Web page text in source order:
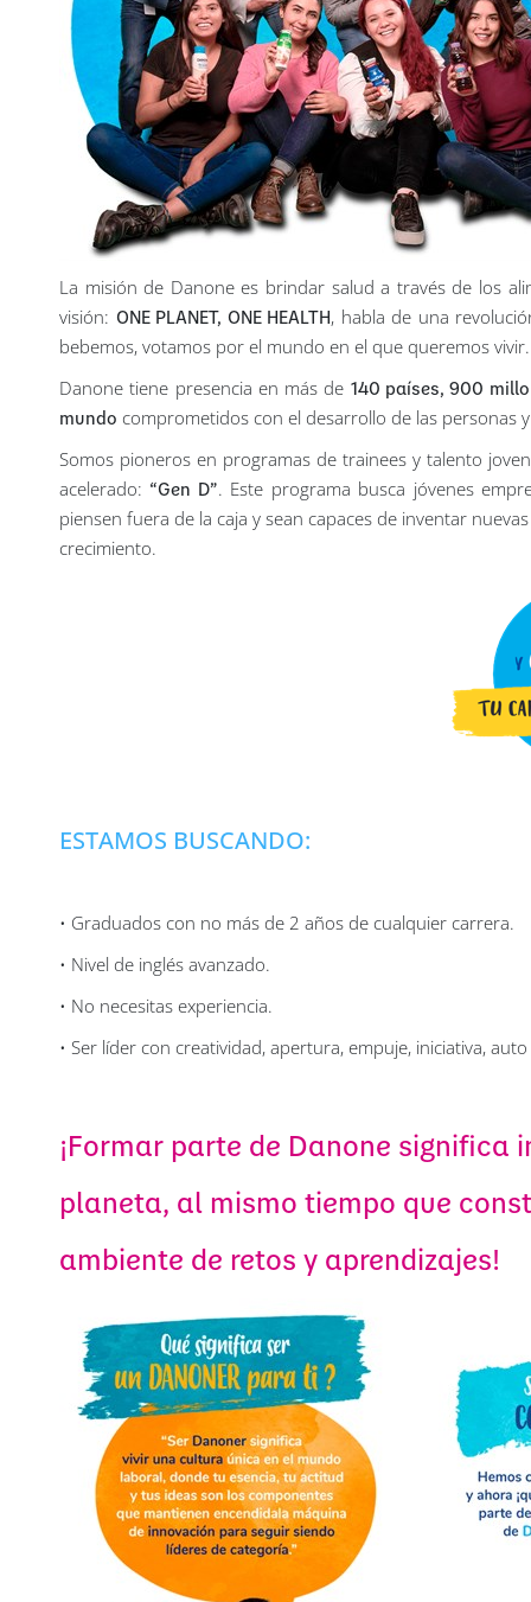
La misión de Danone es brindar salud a través de los
visión: ONE PLANET, ONE HEALTH, habla de una
bebemos, votamos por el mundo en el que queremos vivir.
Danone tiene presencia en más de 140 países, 900
mundo comprometidos con el desarrollo de las personas
Somos pioneros en programas de trainees y talento
acelerado: “Gen D”. Este programa busca jóvenes
piensen fuera de la caja y sean capaces de inventar
crecimiento.
ESTAMOS BUSCANDO:
• Graduados con no más de 2 años de cualquier carrera.
• Nivel de inglés avanzado.
• No necesitas experiencia.
• Ser líder con creatividad, apertura, empuje, iniciativa,
¡Formar parte de Danone
planeta, al mismo tiempo que
ambiente de retos y aprendizajes!